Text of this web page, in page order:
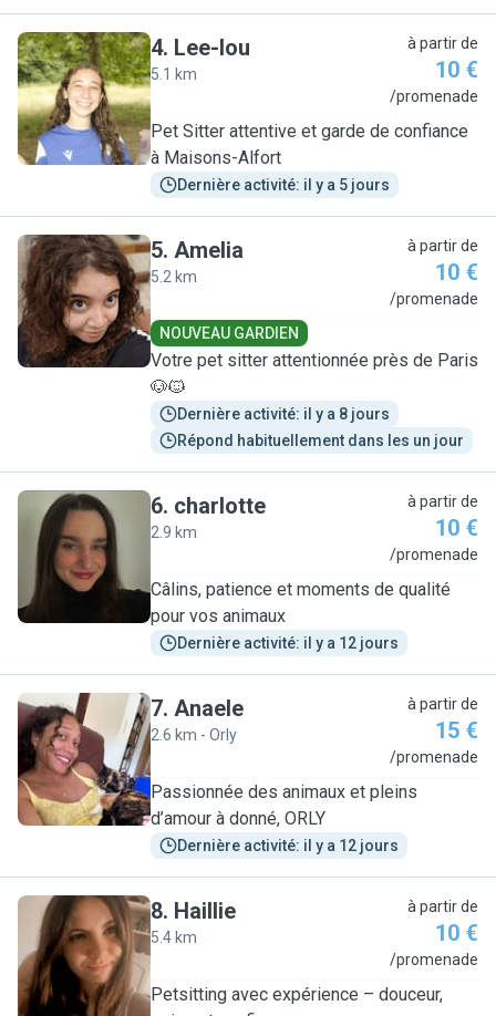
L
4. Lee-lou
5.1 km
à partir de
10 €
/promenade
Pet Sitter attentive et garde de confiance
à Maisons-Alfort
Dernière activité: il y a 5 jours
A
5. Amelia
5.2 km
à partir de
10 €
/promenade
NOUVEAU GARDIEN
Votre pet sitter attentionnée près de Paris
🐶🐱
Dernière activité: il y a 8 jours
Répond habituellement dans les un jour
C
6. charlotte
2.9 km
à partir de
10 €
/promenade
Câlins, patience et moments de qualité
pour vos animaux
Dernière activité: il y a 12 jours
A
7. Anaele
2.6 km - Orly
à partir de
15 €
/promenade
Passionnée des animaux et pleins
d’amour à donné, ORLY
Dernière activité: il y a 12 jours
H
8. Haillie
5.4 km
à partir de
10 €
/promenade
Petsitting avec expérience – douceur,